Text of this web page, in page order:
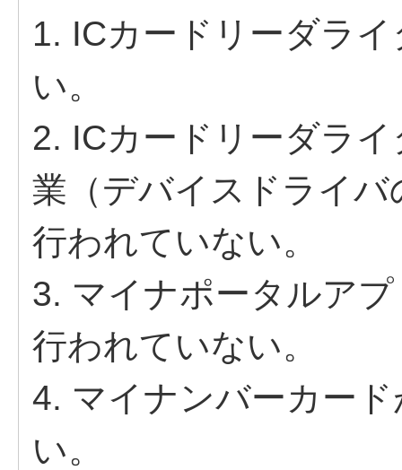
1. ICカードリーダラ
い。
2. ICカードリーダラ
業（デバイスドライ
行われていない。
3. マイナポータルア
行われていない。
4. マイナンバーカー
い。